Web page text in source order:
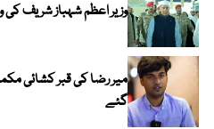
وزیر اعظم شہباز شریف
میر رضا کی قبر کشائی
گئے